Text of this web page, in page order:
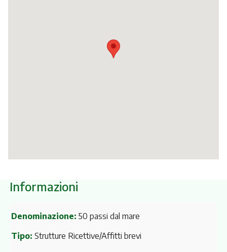
Informazioni
Denominazione: 50 passi dal mare
Tipo: Strutture Ricettive/Affitti brevi